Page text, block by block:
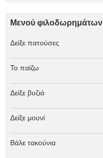
Μενού φιλοδωρημάτων
Δείξε πατούσες
Το παίζω
Δείξε βυζιά
Δείξε μουνί
Βάλε τακούνια